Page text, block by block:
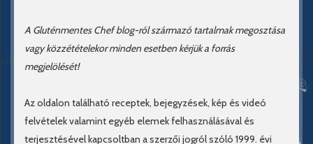
A Gluténmentes Chef blog-ról származó tartalmak megosztása
vagy közzétételekor minden esetben kérjük a forrás
megjelölését!
Az oldalon található receptek, bejegyzések, kép és videó
felvételek valamint egyéb elemek felhasználásával és
terjesztésével kapcsoltban a szerzői jogról szóló 1999. évi